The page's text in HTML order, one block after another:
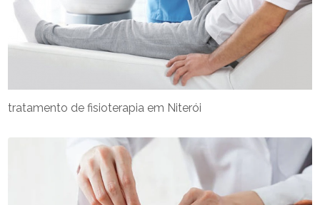
tratamento de fisioterapia em Niterói